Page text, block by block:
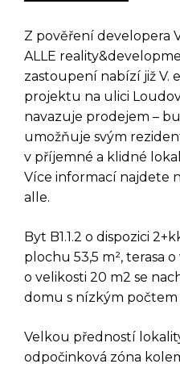
Z pověření developera
ALLE
zastoupení nabízí již V.
projektu na ulici
navazuje prodejem –
umožňuje svým
v příjemné a klidné
Více informací najdete
alle.
Byt B1.1.2 o dispozici
plochu 53,5 m², terasa
o velikosti 20 m2 se
domu s nízkým
Velkou předností
odpočinková zóna